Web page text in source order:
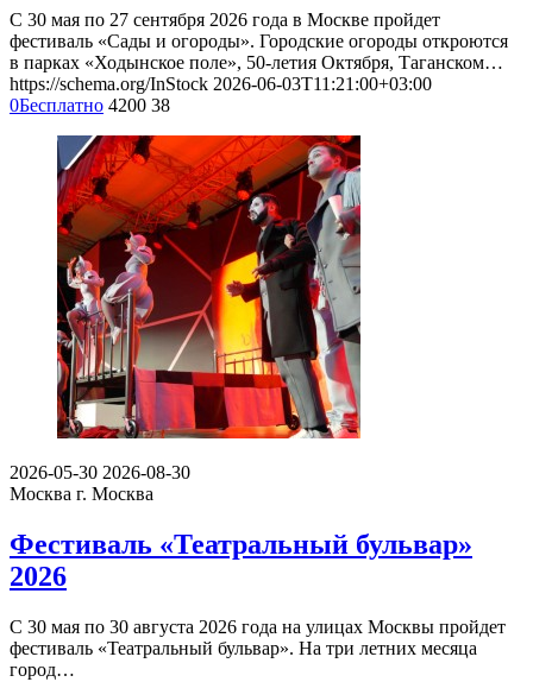
С 30 мая по 27 сентября 2026 года в Москве пройдет
фестиваль «Сады и огороды». Городские огороды откроются
в парках «Ходынское поле», 50-летия Октября, Таганском…
https://schema.org/InStock 2026-06-03T11:21:00+03:00
0Бесплатно 4200 38
2026-05-30 2026-08-30
Москва г. Москва
Фестиваль «Театральный бульвар»
2026
С 30 мая по 30 августа 2026 года на улицах Москвы пройдет
фестиваль «Театральный бульвар». На три летних месяца
город…